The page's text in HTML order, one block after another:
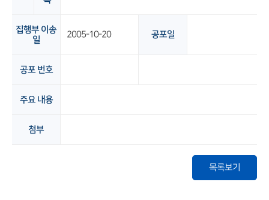
집행부 이송
일
2005-10-20 공포일
공포 번호
주요 내용
첨부
목록보기